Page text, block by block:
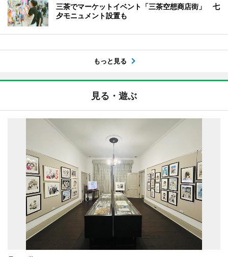
三茶でマーケットイベント「三茶空想商店街」 七
夕モニュメント設置も
もっと見る
見る・遊ぶ